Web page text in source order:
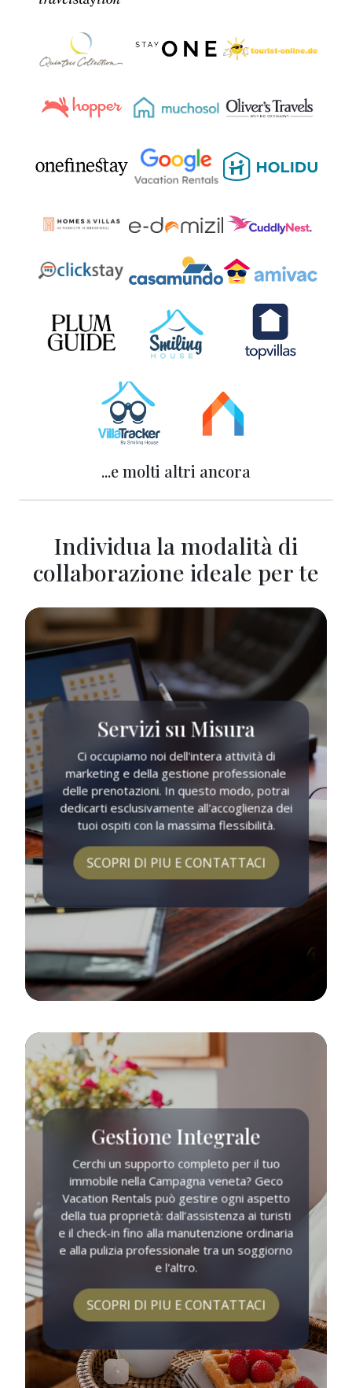
...e molti altri ancora
Individua la modalità di
collaborazione ideale per te
Servizi su Misura
Ci occupiamo noi dell'intera attività di
marketing e della gestione professionale
delle prenotazioni. In questo modo, potrai
dedicarti esclusivamente all'accoglienza dei
tuoi ospiti con la massima flessibilità.
SCOPRI DI PIU E CONTATTACI
Gestione Integrale
Cerchi un supporto completo per il tuo
immobile nella Campagna veneta? Geco
Vacation Rentals può gestire ogni aspetto
della tua proprietà: dall’assistenza ai turisti
e il check-in fino alla manutenzione ordinaria
e alla pulizia professionale tra un soggiorno
e l'altro.
SCOPRI DI PIU E CONTATTACI